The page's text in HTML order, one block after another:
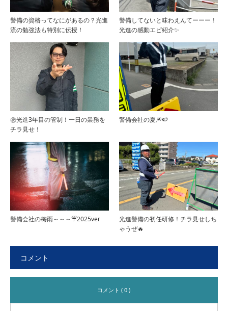
警備の資格ってなにがあるの？光進
流の勉強法も特別に伝授！
警備してないと味わえんてーーー！
光進の感動エピ紹介✨
㊗光進3年目の管制！一日の業務を
チラ見せ！
警備会社の夏🎆🍉
警備会社の梅雨～～～☔2025ver
光進警備の初任研修！チラ見せしち
ゃうぜ🔥
コメント
コメント ( 0 )